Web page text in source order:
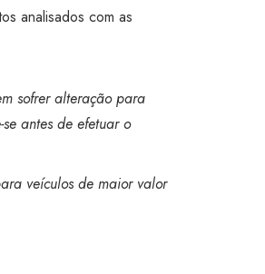
analisados com as
sofrer alteração para
antes de efetuar o
veículos de maior valor